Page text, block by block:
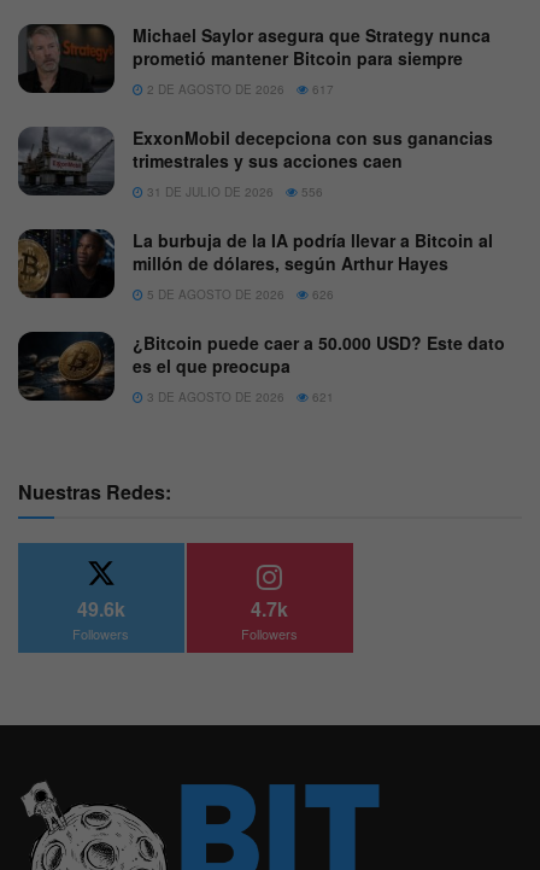
Michael Saylor asegura que Strategy nunca
prometió mantener Bitcoin para siempre
2 DE AGOSTO DE 2026 617
ExxonMobil decepciona con sus ganancias
trimestrales y sus acciones caen
31 DE JULIO DE 2026 556
La burbuja de la IA podría llevar a Bitcoin al
millón de dólares, según Arthur Hayes
5 DE AGOSTO DE 2026 626
¿Bitcoin puede caer a 50.000 USD? Este dato
es el que preocupa
3 DE AGOSTO DE 2026 621
Nuestras Redes:
49.6k
Followers
4.7k
Followers